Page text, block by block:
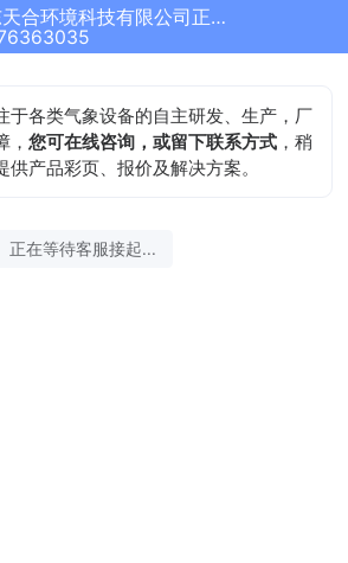
山东天合环境科技有限公司正在为您服务
于各类气象设备的自主研发、生产，厂
，您可在线咨询，或留下联系方式 ，稍
供产品彩页、报价及解决方案。
正在等待客服接起...